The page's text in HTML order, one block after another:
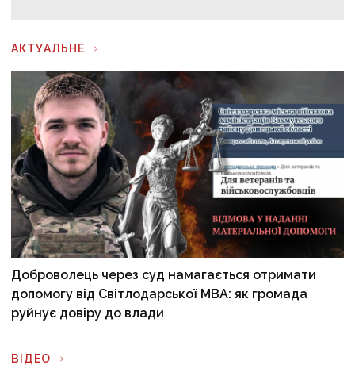
АКТУАЛЬНЕ
Доброволець через суд намагається отримати
допомогу від Світлодарської МВА: як громада
руйнує довіру до влади
ВІДЕО